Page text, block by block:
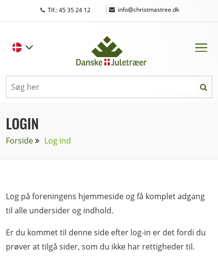
Tlf.: 45 35 24 12 | info@christmastree.dk
LOGIN
Forside Log ind
Log på foreningens hjemmeside og få komplet adgang
til alle undersider og indhold.
Er du kommet til denne side efter log-in er det fordi du
prøver at tilgå sider, som du ikke har rettigheder til.